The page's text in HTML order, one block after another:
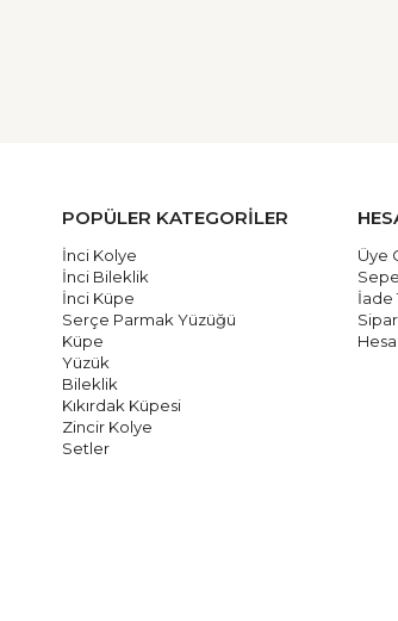
POPÜLER KATEGORİLER
İnci Kolye
İnci Bileklik
İnci Küpe
Serçe Parmak Yüzüğü
Küpe
Yüzük
Bileklik
Kıkırdak Küpesi
Zincir Kolye
Setler
Üye
İade